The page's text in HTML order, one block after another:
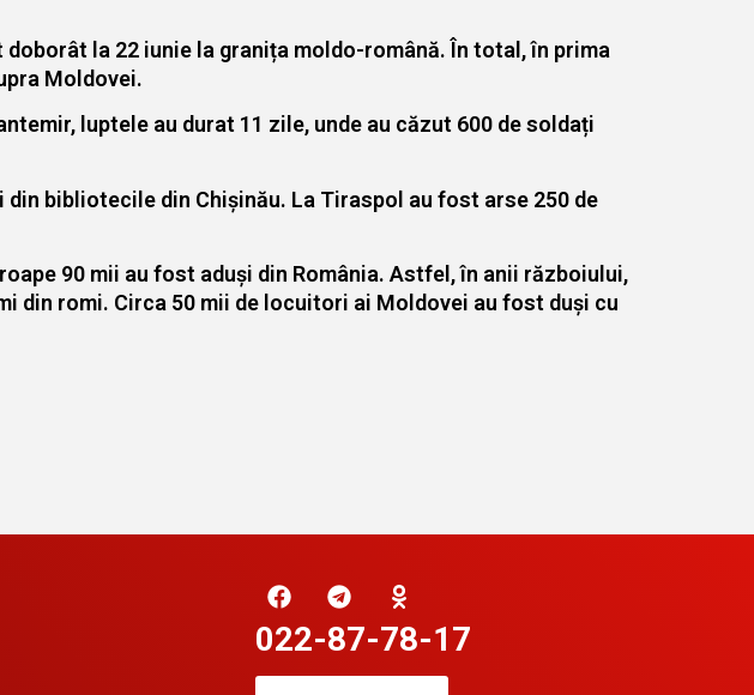
la 22 iunie la granița moldo-română. În total, în prima
Moldovei.
luptele au durat 11 zile, unde au căzut 600 de soldați
bibliotecile din Chișinău. La Tiraspol au fost arse 250 de
90 mii au fost aduși din România. Astfel, în anii războiului,
din romi. Circa 50 mii de locuitori ai Moldovei au fost duși cu
022-87-78-17